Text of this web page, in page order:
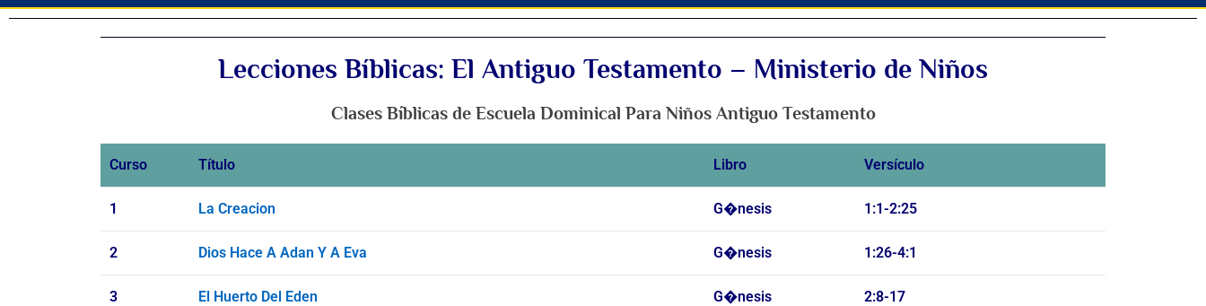
Lecciones Bíblicas: El Antiguo Testamento – Ministerio de Niños
Clases Bíblicas de Escuela Dominical Para Niños Antiguo Testamento
Curso Título Libro Versículo
1 La Creacion G�nesis 1:1-2:25
2 Dios Hace A Adan Y A Eva G�nesis 1:26-4:1
3 El Huerto Del Eden G�nesis 2:8-17